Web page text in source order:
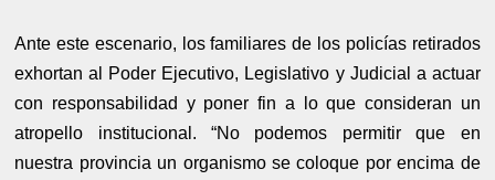
Ante este escenario, los familiares de los policías retirados
exhortan al Poder Ejecutivo, Legislativo y Judicial a actuar
con responsabilidad y poner fin a lo que consideran un
atropello institucional. “No podemos permitir que en
nuestra provincia un organismo se coloque por encima de